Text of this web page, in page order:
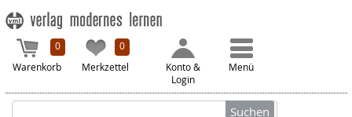
0
Warenkorb
0
Merkzettel
Konto &
Login
Menü